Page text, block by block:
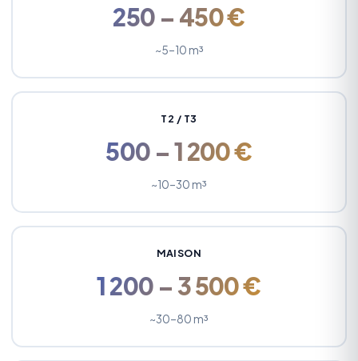
250 – 450 €
~5–10 m³
T2 / T3
500 – 1 200 €
~10–30 m³
MAISON
1 200 – 3 500 €
~30–80 m³